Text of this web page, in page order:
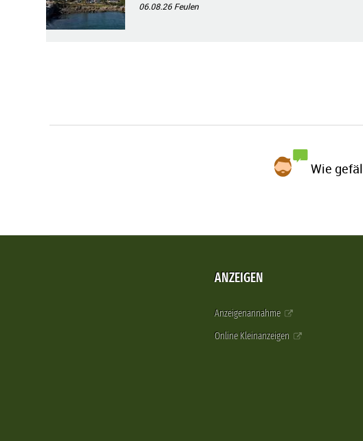
06.08.26Feulen
Wie
ANZEIGEN
Anzeigenannahme
Online Kleinanzeigen